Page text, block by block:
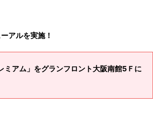
アルを実施！
アム」をグランフロント大阪南館5Ｆに